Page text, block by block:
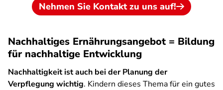
Nehmen Sie Kontakt zu uns auf!
Nachhaltiges Ernährungsangebot = Bildung
für nachhaltige Entwicklung
Nachhaltigkeit ist auch bei der Planung der
Verpflegung wichtig. Kindern dieses Thema für ein gutes